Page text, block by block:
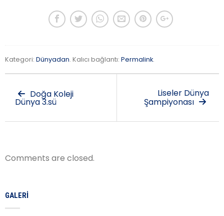
Kategori: Dünyadan. Kalıcı bağlantı: Permalink.
Doğa Koleji
Dünya 3.sü
Liseler Dünya
Şampiyonası
Comments are closed.
GALERI